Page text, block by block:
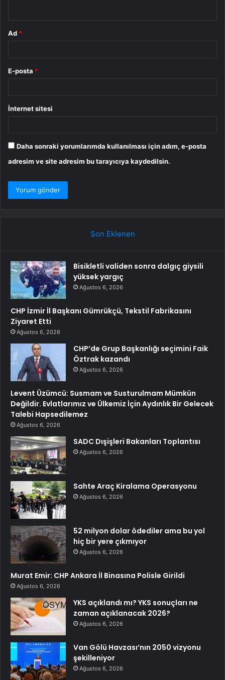
Ad *
E-posta *
İnternet sitesi
Daha sonraki yorumlarımda kullanılması için adım, e-posta
adresim ve site adresim bu tarayıcıya kaydedilsin.
Son Eklenen
Bisikletli validen sonra dalgıç giysili
yüksek yargıç
Ağustos 6, 2026
CHP İzmir İl Başkanı Gümrükçü, Tekstil Fabrikasını
Ziyaret Etti
Ağustos 6, 2026
CHP’de Grup Başkanlığı seçimini Faik
Öztrak kazandı
Ağustos 6, 2026
Levent Üzümcü: Susmam ve Susturulmam Mümkün
Değildir. Evlatlarımız ve Ülkemiz İçin Aydınlık Bir Gelecek
Talebi Hapsedilemez
Ağustos 6, 2026
SADC Dışişleri Bakanları Toplantısı
Ağustos 6, 2026
Sahte Araç Kiralama Operasyonu
Ağustos 6, 2026
52 milyon dolar ödediler ama bu yol
hiç bir yere çıkmıyor
Ağustos 6, 2026
Murat Emir: CHP Ankara İl Binasına Polisle Girildi
Ağustos 6, 2026
YKS açıklandı mı? YKS sonuçları ne
zaman açıklanacak 2026?
Ağustos 6, 2026
Van Gölü Havzası’nın 2050 vizyonu
şekilleniyor
Ağustos 6, 2026